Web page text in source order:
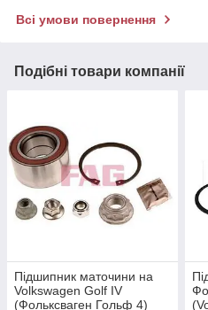
Всі умови повернення
Подібні товари компанії
Підшипник маточини на
Volkswagen Golf IV
(Фольксваген Гольф 4)